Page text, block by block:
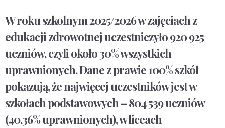
W roku szkolnym 2025/2026 w zajęciach z
edukacji zdrowotnej uczestniczyło 920 925
uczniów, czyli około 30% wszystkich
uprawnionych. Dane z prawie 100% szkół
pokazują, że najwięcej uczestników jest w
szkołach podstawowych – 804 539 uczniów
(40,36% uprawnionych), w liceach